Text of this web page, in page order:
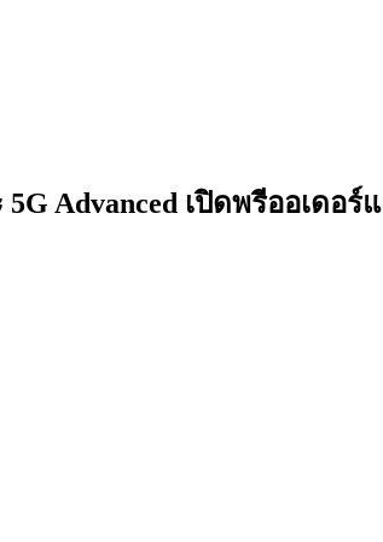
Advanced เปิดพรีออเดอร์